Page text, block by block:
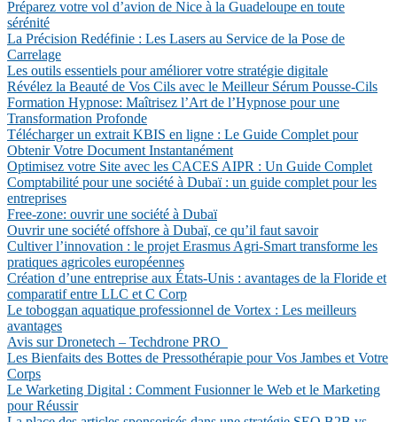
Préparez votre vol d’avion de Nice à la Guadeloupe en toute
sérénité
La Précision Redéfinie : Les Lasers au Service de la Pose de
Carrelage
Les outils essentiels pour améliorer votre stratégie digitale
Révélez la Beauté de Vos Cils avec le Meilleur Sérum Pousse-Cils
Formation Hypnose: Maîtrisez l’Art de l’Hypnose pour une
Transformation Profonde
Télécharger un extrait KBIS en ligne : Le Guide Complet pour
Obtenir Votre Document Instantanément
Optimisez votre Site avec les CACES AIPR : Un Guide Complet
Comptabilité pour une société à Dubaï : un guide complet pour les
entreprises
Free-zone: ouvrir une société à Dubaï
Ouvrir une société offshore à Dubaï, ce qu’il faut savoir
Cultiver l’innovation : le projet Erasmus Agri-Smart transforme les
pratiques agricoles européennes
Création d’une entreprise aux États-Unis : avantages de la Floride et
comparatif entre LLC et C Corp
Le toboggan aquatique professionnel de Vortex : Les meilleurs
avantages
Avis sur Dronetech – Techdrone PRO
Les Bienfaits des Bottes de Pressothérapie pour Vos Jambes et Votre
Corps
Le Warketing Digital : Comment Fusionner le Web et le Marketing
pour Réussir